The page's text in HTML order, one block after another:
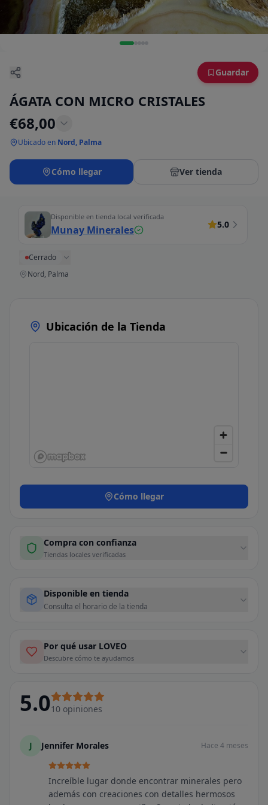
Guardar
ÁGATA CON MICRO CRISTALES
€68,00
Ubicado en Nord, Palma
Cómo llegar Ver tienda
Disponible en tienda local verificada
Munay Minerales 5.0
Cerrado
Nord, Palma
Ubicación de la Tienda
Cómo llegar
Compra con confianza
Tiendas locales verificadas
Disponible en tienda
Consulta el horario de la tienda
Por qué usar LOVEO
Descubre cómo te ayudamos
5.010 opiniones
J Jennifer Morales Hace 4 meses
Increíble lugar donde encontrar minerales pero
además con creaciones con detalles hermosos